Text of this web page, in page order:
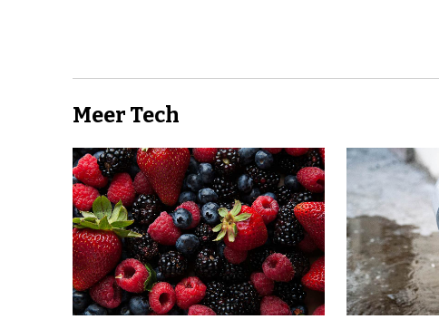
Meer Tech